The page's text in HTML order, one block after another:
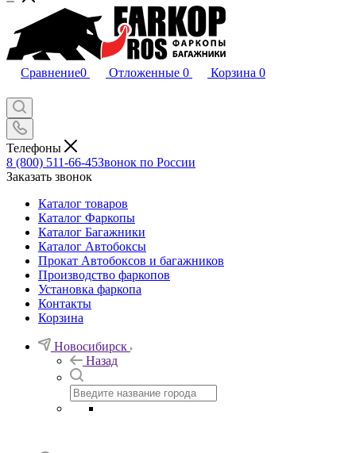
Сравнение0 Отложенные 0 Корзина 0
Телефоны
8 (800) 511-66-45Звонок по России
Заказать звонок
Каталог товаров
Каталог Фаркопы
Каталог Багажники
Каталог Автобоксы
Прокат Автобоксов и багажников
Производство фаркопов
Установка фаркопа
Контакты
Корзина
Новосибирск
Назад